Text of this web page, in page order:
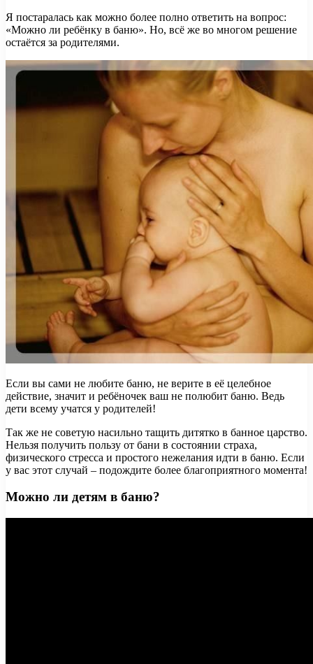
Я постаралась как можно более полно ответить на вопрос:
«Можно ли ребёнку в баню». Но, всё же во многом решение
остаётся за родителями.
Если вы сами не любите баню, не верите в её целебное
действие, значит и ребёночек ваш не полюбит баню. Ведь
дети всему учатся у родителей!
Так же не советую насильно тащить дитятко в банное царство.
Нельзя получить пользу от бани в состоянии страха,
физического стресса и простого нежелания идти в баню. Если
у вас этот случай – подождите более благоприятного момента!
Можно ли детям в баню?